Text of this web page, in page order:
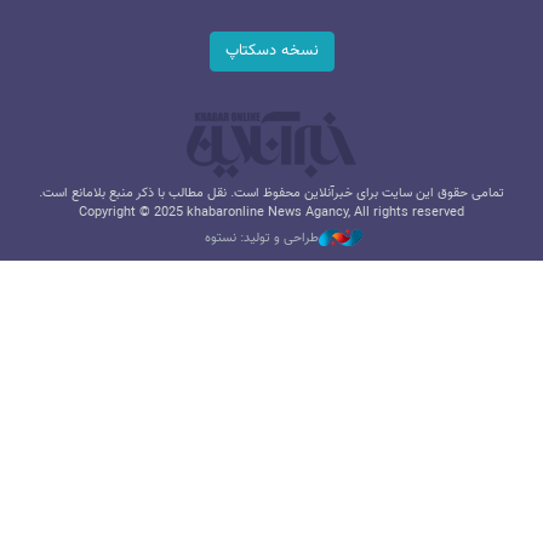
نسخه دسکتاپ
تمامی حقوق این سایت برای خبرآنلاین محفوظ است. نقل مطالب با ذکر منبع بلامانع است.
Copyright © 2025 khabaronline News Agancy, All rights reserved
طراحی و تولید: نستوه